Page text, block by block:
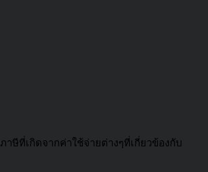
ษีที่เกิดจากค่าใช้จ่ายต่างๆที่เกี่ยวข้องกับ